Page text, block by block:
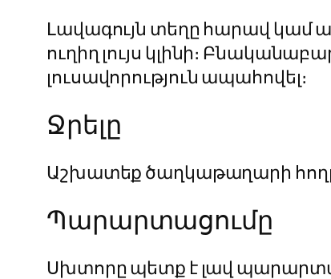
Լավագույն տեղը հարավ կամ
ուղիղ լույս կլինի։
լուսավորություն ապահովել։
Ջրելը
Աշխատեք ծաղկաթաղարի
Պարարտացումը
Սխտորը պետք է լավ